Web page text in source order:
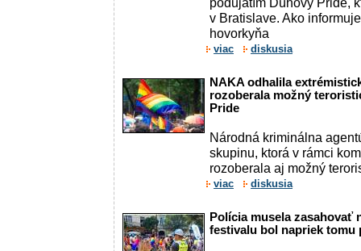
v Bratislave. Ako
hovorkyňa
viac diskusia
NAKA odhalila
rozoberala možný
Pride
Národná kriminálna
skupinu, ktorá v rámci
rozoberala aj možný
viac diskusia
Polícia musela zasahovať
festivalu bol napriek tomu